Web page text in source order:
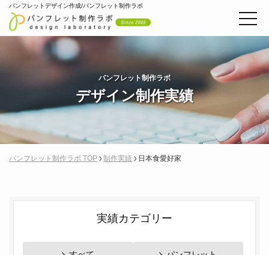
パンフレットデザイン作成/パンフレット制作ラボ
パンフレット制作ラボ
デザイン制作実績
パンフレット制作ラボ TOP 制作実績 日本食愛好家
実績カテゴリー